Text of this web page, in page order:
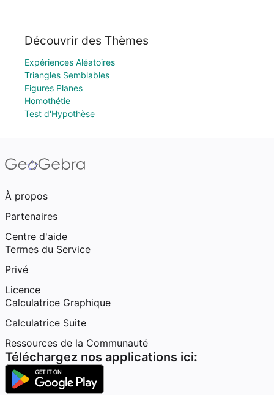
Découvrir des Thèmes
Expériences Aléatoires
Triangles Semblables
Figures Planes
Homothétie
Test d'Hypothèse
À propos
Partenaires
Centre d'aide
Termes du Service
Privé
Licence
Calculatrice Graphique
Calculatrice Suite
Ressources de la Communauté
Téléchargez nos applications ici: